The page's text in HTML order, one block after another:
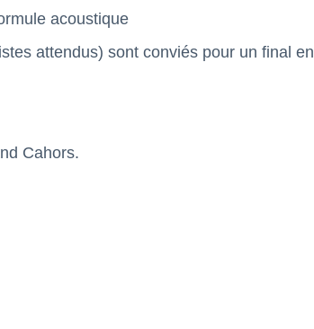
acoustique
attendus) sont conviés pour un final en
Cahors.